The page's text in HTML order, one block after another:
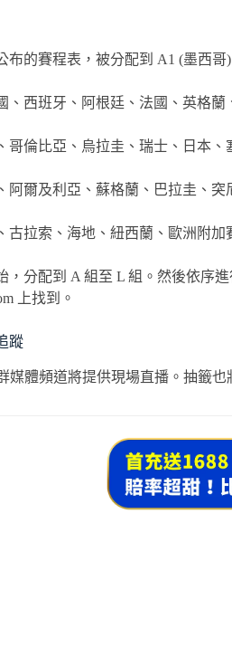
的賽程表，被分配到 A1 (墨西
、西班牙、阿根廷、法國、英格
哥倫比亞、烏拉圭、瑞士、日本
阿爾及利亞、蘇格蘭、巴拉圭、
古拉索、海地、紐西蘭、歐洲附
，分配到 A 組至 L 組。然後依序
上找到。
蹤
媒體頻道將提供現場直播。抽籤